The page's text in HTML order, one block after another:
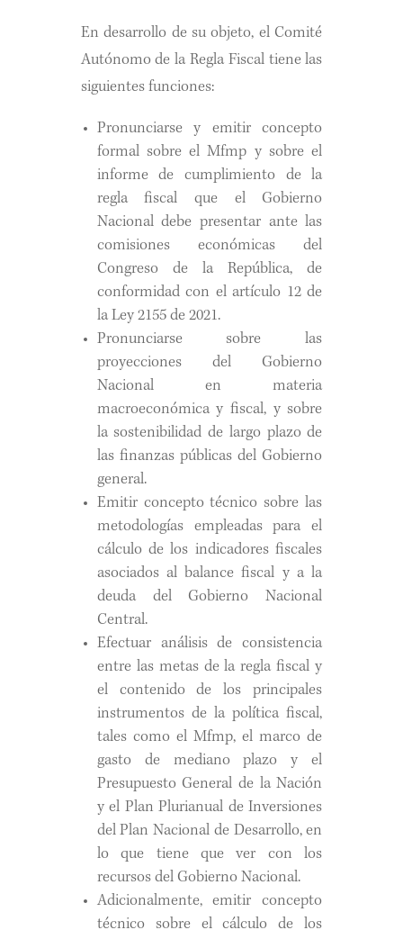
En desarrollo de su objeto, el Comité
Autónomo de la Regla Fiscal tiene las
siguientes funciones:
Pronunciarse y emitir concepto
formal sobre el Mfmp y sobre el
informe de cumplimiento de la
regla fiscal que el Gobierno
Nacional debe presentar ante las
comisiones económicas del
Congreso de la República, de
conformidad con el artículo 12 de
la Ley 2155 de 2021.
Pronunciarse sobre las
proyecciones del Gobierno
Nacional en materia
macroeconómica y fiscal, y sobre
la sostenibilidad de largo plazo de
las finanzas públicas del Gobierno
general.
Emitir concepto técnico sobre las
metodologías empleadas para el
cálculo de los indicadores fiscales
asociados al balance fiscal y a la
deuda del Gobierno Nacional
Central.
Efectuar análisis de consistencia
entre las metas de la regla fiscal y
el contenido de los principales
instrumentos de la política fiscal,
tales como el Mfmp, el marco de
gasto de mediano plazo y el
Presupuesto General de la Nación
y el Plan Plurianual de Inversiones
del Plan Nacional de Desarrollo, en
lo que tiene que ver con los
recursos del Gobierno Nacional.
Adicionalmente, emitir concepto
técnico sobre el cálculo de los